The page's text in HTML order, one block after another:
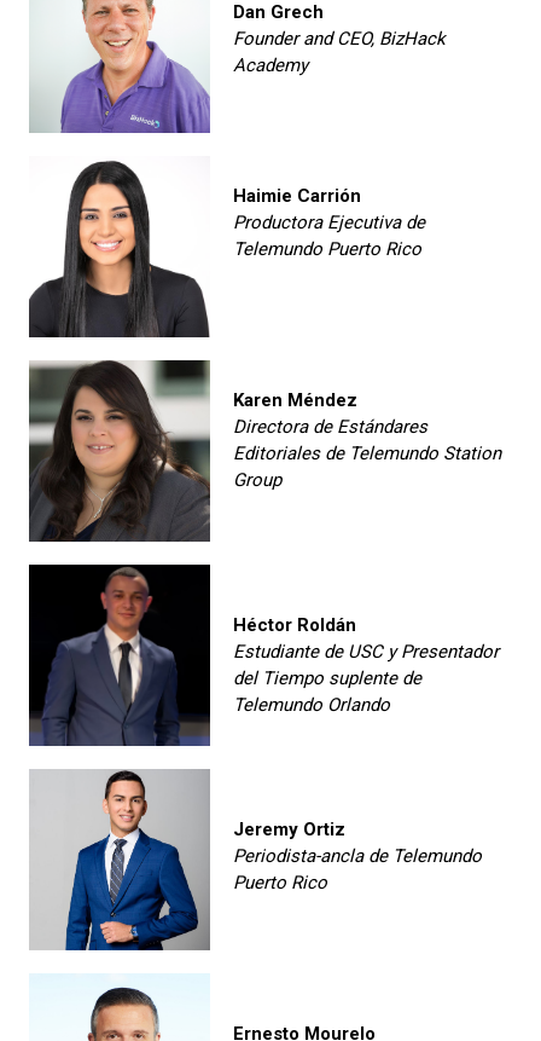
Dan Grech
Founder and CEO, BizHack
Academy
Haimie Carrión
Productora Ejecutiva de
Telemundo Puerto Rico
Karen Méndez
Directora de Estándares
Editoriales de Telemundo Station
Group
Héctor Roldán
Estudiante de USC y Presentador
del Tiempo suplente de
Telemundo Orlando
Jeremy Ortiz
Periodista-ancla de Telemundo
Puerto Rico
Ernesto Mourelo